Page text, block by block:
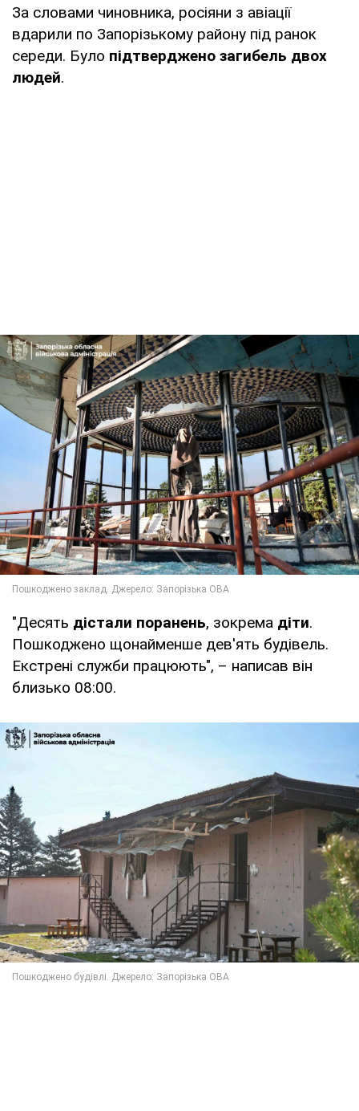
За словами чиновника, росіяни з авіації
вдарили по Запорізькому району під ранок
середи. Було підтверджено загибель двох
людей.
"Десять дістали поранень, зокрема діти.
Пошкоджено щонайменше дев'ять будівель.
Екстрені служби працюють", – написав він
близько 08:00.